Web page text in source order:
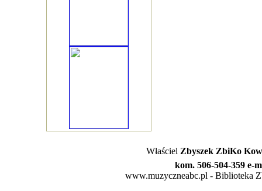
Właściel Zbyszek ZbiKo
kom. 506-504-359 e-
www.muzyczneabc.pl - Biblioteka